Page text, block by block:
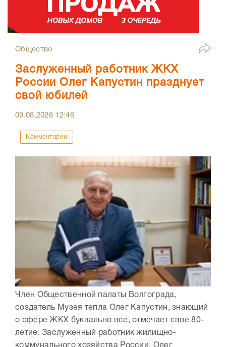
Общество
Заслуженный работник ЖКХ
России Олег Капустин празднует
свой юбилей
09.08.2026 12:46
Комментарии
Член Общественной палаты Волгограда,
создатель Музея тепла Олег Капустин, знающий
о сфере ЖКХ буквально все, отмечает свое 80-
летие. Заслуженный работник жилищно-
коммунального хозяйства России, Олег